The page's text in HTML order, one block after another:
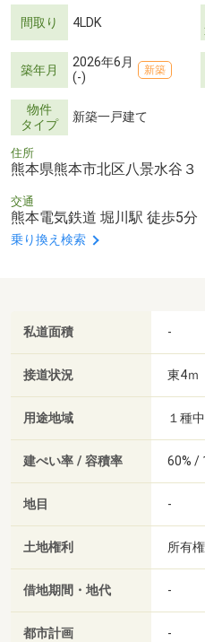
間取り 4LDK
築年月
2026年6月
(-)
新築
物件
タイプ
新築一戸建て
住所
熊本県熊本市北区八景水谷３
交通
熊本電気鉄道 堀川駅 徒歩5分
乗り換え検索
私道面積 -
接道状況 東4
用途地域 １種
建ぺい率 / 容積率 60% /
地目 -
土地権利 所有権
借地期間・地代 -
都市計画 -